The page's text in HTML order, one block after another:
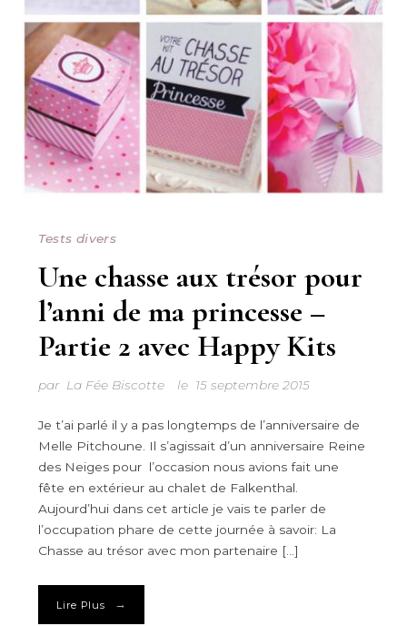
Tests divers
Une chasse aux trésor pour
l’anni de ma princesse –
Partie 2 avec Happy Kits
par La Fée Biscotte le 15 septembre 2015
Je t’ai parlé il y a pas longtemps de l’anniversaire de
Melle Pitchoune. Il s’agissait d’un anniversaire Reine
des Neiges pour l’occasion nous avions fait une
fête en extérieur au chalet de Falkenthal.
Aujourd’hui dans cet article je vais te parler de
l’occupation phare de cette journée à savoir: La
Chasse au trésor avec mon partenaire […]
Lire Plus →